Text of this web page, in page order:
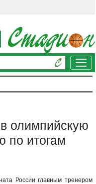
олимпийскую
по итогам
России главным тренером